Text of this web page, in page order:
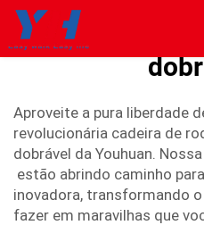
Cadeira de
Aproveite a pura liberdade
revolucionária cadeira de
dobrável da Youhuan. Nossa
estão abrindo caminho
inovadora, transformando
fazer em maravilhas que